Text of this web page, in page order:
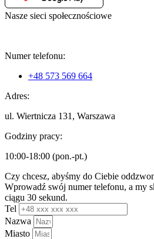
Nasze sieci społecznościowe
Numer telefonu:
+48 573 569 664
Adres:
ul. Wiertnicza 131, Warszawa
Godziny pracy:
10:00-18:00 (pon.-pt.)
Czy chcesz, abyśmy do Ciebie
Wprowadź swój numer telefonu, a my
ciągu 30 sekund.
Tel
Nazwa
Miasto